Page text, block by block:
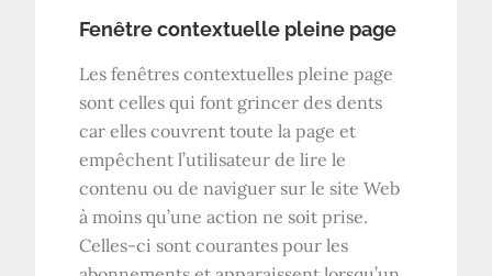
Fenêtre contextuelle pleine page
Les fenêtres contextuelles pleine page
sont celles qui font grincer des dents
car elles couvrent toute la page et
empêchent l’utilisateur de lire le
contenu ou de naviguer sur le site Web
à moins qu’une action ne soit prise.
Celles-ci sont courantes pour les